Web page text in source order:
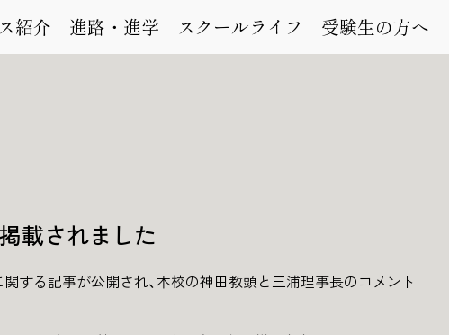
載されました
する記事が公開され、本校の神田教頭と三浦理事長のコメント
紹介 進路・進学 スクールライフ 受験生の方へ